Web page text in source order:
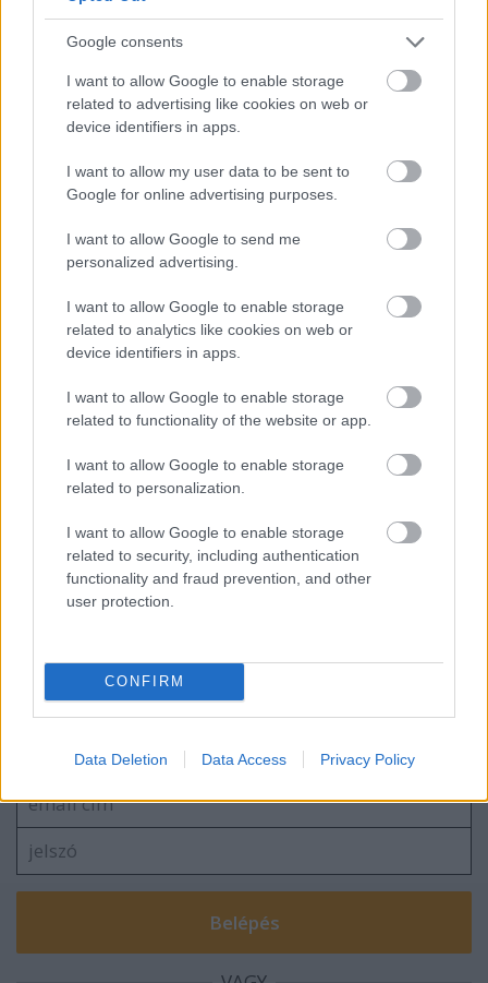
Google consents
I want to allow Google to enable storage
related to advertising like cookies on web or
device identifiers in apps.
I want to allow my user data to be sent to
Google for online advertising purposes.
I want to allow Google to send me
personalized advertising.
I want to allow Google to enable storage
related to analytics like cookies on web or
device identifiers in apps.
I want to allow Google to enable storage
related to functionality of the website or app.
I want to allow Google to enable storage
related to personalization.
I want to allow Google to enable storage
related to security, including authentication
functionality and fraud prevention, and other
user protection.
CONFIRM
Data Deletion Data Access Privacy Policy
Ajváros kapribogyós krumplifőzelék
Paradicsomos csicseris répa
Karfiolos currys krumpli, édesen
Citromos-petrezselymes karalábéfőzelék
Zabpelyhes spenótfőzelék
Szólj hozzá!
A hozzászóláshoz be kell lépned!